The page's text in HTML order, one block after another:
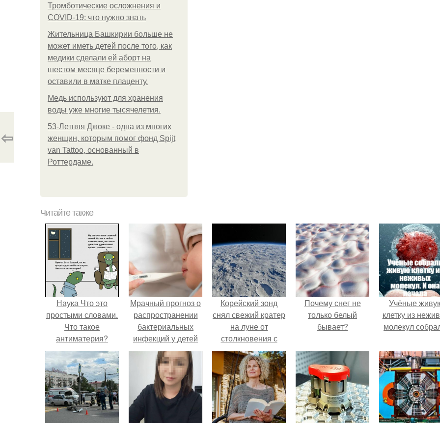
Тромботические осложнения и
COVID-19: что нужно знать
Жительница Башкирии больше не
может иметь детей после того, как
медики сделали ей аборт на
шестом месяце беременности и
оставили в матке плаценту.
Медь используют для хранения
воды уже многие тысячелетия.
53-Летняя Джоке - одна из многих
женщин, которым помог фонд Spijt
van Tattoo, основанный в
Роттердаме.
⇦
Читайте также
Наука Что это
простыми словами.
Что такое
антиматерия?
Мрачный прогноз о
распространении
бактериальных
инфекций у детей
вышел.
Корейский зонд
снял свежий кратер
на луне от
столкновения с
обломком Falcon 9.
Почему снег не
только белый
бывает?
Учёные
клетку из
молекул